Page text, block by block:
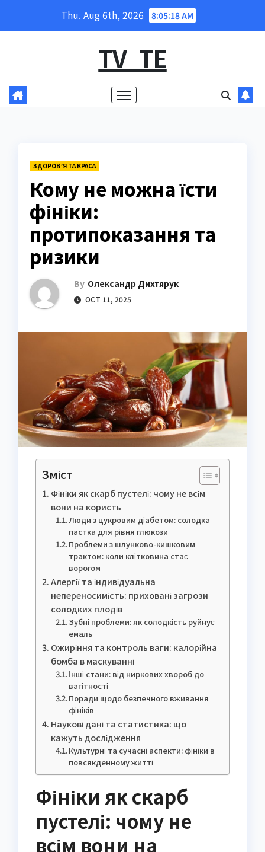
Thu. Aug 6th, 2026 8:05:19 AM
TV_TE
ЗДОРОВ’Я ТА КРАСА
Кому не можна їсти
фініки:
протипоказання та
ризики
By Олександр Дихтярук
OCT 11, 2025
Зміст
Фініки як скарб пустелі: чому не всім
вони на користь
Люди з цукровим діабетом: солодка
пастка для рівня глюкози
Проблеми з шлунково-кишковим
трактом: коли клітковина стає
ворогом
Алергії та індивідуальна
непереносимість: приховані загрози
солодких плодів
Зубні проблеми: як солодкість руйнує
емаль
Ожиріння та контроль ваги: калорійна
бомба в маскуванні
Інші стани: від ниркових хвороб до
вагітності
Поради щодо безпечного вживання
фініків
Наукові дані та статистика: що
кажуть дослідження
Культурні та сучасні аспекти: фініки в
повсякденному житті
Фініки як скарб
пустелі: чому не
всім вони на